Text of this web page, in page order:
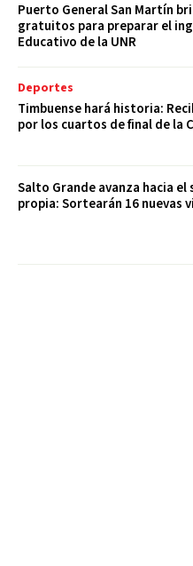
Puerto General San Martín
gratuitos para preparar el
Educativo de la UNR
Deportes
Timbuense hará historia:
por los cuartos de final de la
Salto Grande avanza hacia el
propia: Sortearán 16 nuevas